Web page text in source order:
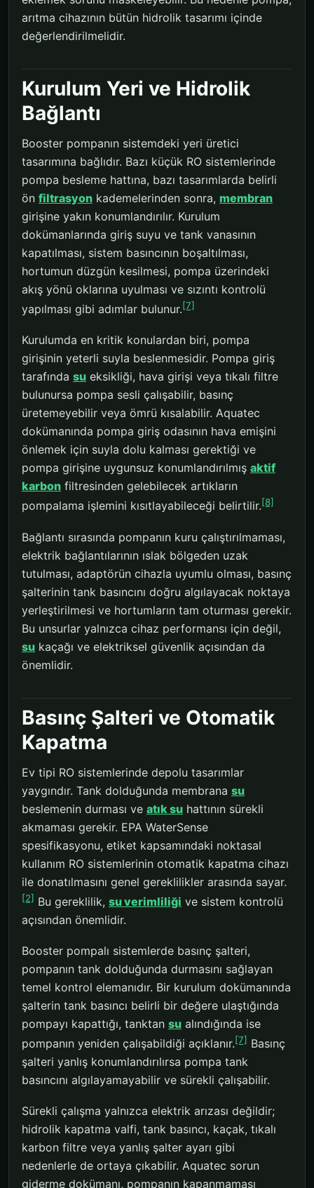
arıtma cihazının bütün hidrolik tasarımı içinde
değerlendirilmelidir.
Kurulum Yeri ve Hidrolik
Bağlantı
Booster pompanın sistemdeki yeri üretici
tasarımına bağlıdır. Bazı küçük RO sistemlerinde
pompa besleme hattına, bazı tasarımlarda belirli
ön filtrasyon kademelerinden sonra, membran
girişine yakın konumlandırılır. Kurulum
dokümanlarında giriş suyu ve tank vanasının
kapatılması, sistem basıncının boşaltılması,
hortumun düzgün kesilmesi, pompa üzerindeki
akış yönü oklarına uyulması ve sızıntı kontrolü
yapılması gibi adımlar bulunur.[7]
Kurulumda en kritik konulardan biri, pompa
girişinin yeterli suyla beslenmesidir. Pompa giriş
tarafında su eksikliği, hava girişi veya tıkalı filtre
bulunursa pompa sesli çalışabilir, basınç
üretemeyebilir veya ömrü kısalabilir. Aquatec
dokümanında pompa giriş odasının hava emişini
önlemek için suyla dolu kalması gerektiği ve
pompa girişine uygunsuz konumlandırılmış aktif
karbon filtresinden gelebilecek artıkların
pompalama işlemini kısıtlayabileceği belirtilir.[8]
Bağlantı sırasında pompanın kuru çalıştırılmaması,
elektrik bağlantılarının ıslak bölgeden uzak
tutulması, adaptörün cihazla uyumlu olması, basınç
şalterinin tank basıncını doğru algılayacak noktaya
yerleştirilmesi ve hortumların tam oturması gerekir.
Bu unsurlar yalnızca cihaz performansı için değil,
su kaçağı ve elektriksel güvenlik açısından da
önemlidir.
Basınç Şalteri ve Otomatik
Kapatma
Ev tipi RO sistemlerinde depolu tasarımlar
yaygındır. Tank dolduğunda membrana su
beslemenin durması ve atık su hattının sürekli
akmaması gerekir. EPA WaterSense
spesifikasyonu, etiket kapsamındaki noktasal
kullanım RO sistemlerinin otomatik kapatma cihazı
ile donatılmasını genel gereklilikler arasında sayar.
[2] Bu gereklilik, su verimliliği ve sistem kontrolü
açısından önemlidir.
Booster pompalı sistemlerde basınç şalteri,
pompanın tank dolduğunda durmasını sağlayan
temel kontrol elemanıdır. Bir kurulum dokümanında
şalterin tank basıncı belirli bir değere ulaştığında
pompayı kapattığı, tanktan su alındığında ise
pompanın yeniden çalışabildiği açıklanır.[7] Basınç
şalteri yanlış konumlandırılırsa pompa tank
basıncını algılayamayabilir ve sürekli çalışabilir.
Sürekli çalışma yalnızca elektrik arızası değildir;
hidrolik kapatma valfi, tank basıncı, kaçak, tıkalı
karbon filtre veya yanlış şalter ayarı gibi
nedenlerle de ortaya çıkabilir. Aquatec sorun
giderme dokümanı, pompanın kapanmaması